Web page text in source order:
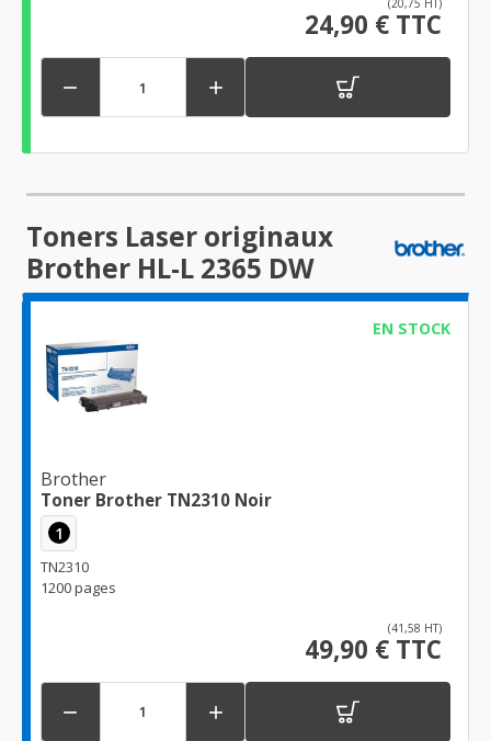
(20,75 HT)
24,90 € TTC
 
Toners Laser originaux
Brother HL-L 2365 DW
EN STOCK
Brother
Toner Brother TN2310 Noir
1
TN2310
1200 pages
(41,58 HT)
49,90 € TTC
 